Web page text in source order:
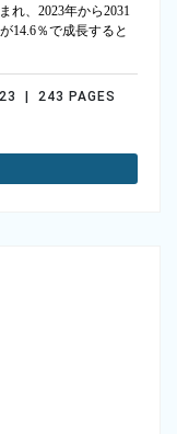
れ、2023年から2031
14.6％で成長すると
| 243 PAGES